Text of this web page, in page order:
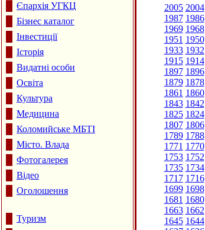
Єпархія УГКЦ
Бізнес каталог
Інвестиції
Історія
Видатні особи
Освіта
Культура
Медицина
Коломийське МБТІ
Місто. Влада
Фотогалерея
Відео
Оголошення
Туризм
2005 2004
1987 1986
1969 1968
1951 1950
1933 1932
1915 1914
1897 1896
1879 1878
1861 1860
1843 1842
1825 1824
1807 1806
1789 1788
1771 1770
1753 1752
1735 1734
1717 1716
1699 1698
1681 1680
1663 1662
1645 1644